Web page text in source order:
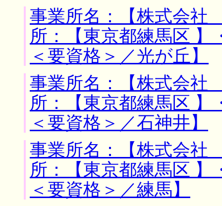
事業所名：【株式会
所：【東京都練馬区
＜要資格＞／光が丘】
事業所名：【株式会
所：【東京都練馬区
＜要資格＞／石神井】
事業所名：【株式会
所：【東京都練馬区
＜要資格＞／練馬】